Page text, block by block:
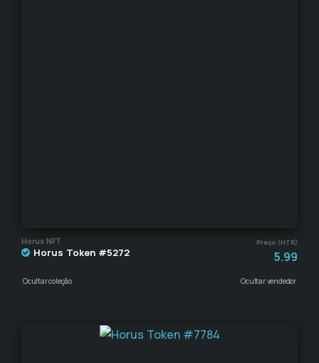
Horus NFT Preço (HTR)
Horus Token #5272 5.99
Ocultar coleção Ocultar vendedor